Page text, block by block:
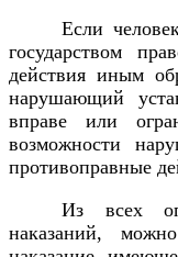
Если
государством
действия иным
нарушающий
вправе или
возможности
противоправные
Из всех
наказаний,